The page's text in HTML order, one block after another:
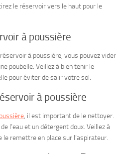
le réservoir vers le haut pour le
à poussière
à poussière, vous pouvez vider
poubelle. Veillez à bien tenir le
pour éviter de salir votre sol.
à poussière
, il est important de le nettoyer.
l’eau et un détergent doux. Veillez à
remettre en place sur l’aspirateur.